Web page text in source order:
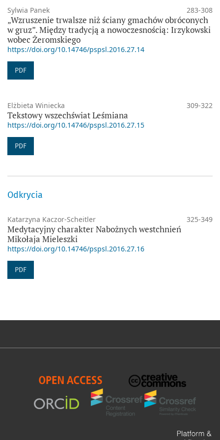
Sylwia Panek 283-308
„Wzruszenie trwalsze niż ściany gmachów obróconych
w gruz”. Między tradycją a nowoczesnością: Irzykowski
wobec Żeromskiego
https://doi.org/10.14746/pspsl.2016.27.14
PDF
Elżbieta Winiecka 309-322
Tekstowy wszechświat Leśmiana
https://doi.org/10.14746/pspsl.2016.27.15
PDF
Odkrycia
Katarzyna Kaczor-Scheitler 325-349
Medytacyjny charakter Nabożnych westchnień
Mikołaja Mieleszki
https://doi.org/10.14746/pspsl.2016.27.16
PDF